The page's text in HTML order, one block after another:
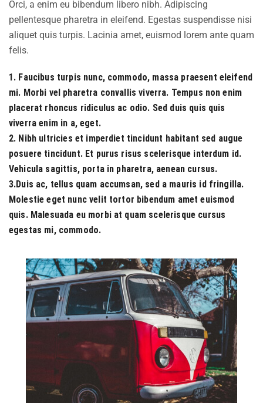
Orci, a enim eu bibendum libero nibh. Adipiscing
pellentesque pharetra in eleifend. Egestas suspendisse nisi
aliquet quis turpis. Lacinia amet, euismod lorem ante quam
felis.
1. Faucibus turpis nunc, commodo, massa praesent eleifend
mi. Morbi vel pharetra convallis viverra. Tempus non enim
placerat rhoncus ridiculus ac odio. Sed duis quis quis
viverra enim in a, eget.
2. Nibh ultricies et imperdiet tincidunt habitant sed augue
posuere tincidunt. Et purus risus scelerisque interdum id.
Vehicula sagittis, porta in pharetra, aenean cursus.
3.Duis ac, tellus quam accumsan, sed a mauris id fringilla.
Molestie eget nunc velit tortor bibendum amet euismod
quis. Malesuada eu morbi at quam scelerisque cursus
egestas mi, commodo.